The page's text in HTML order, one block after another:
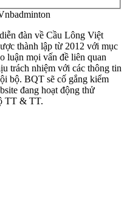
đàn về Cầu Lông Việt
thành lập từ 2012 với mục
luận mọi vấn đề liên quan
trách nhiệm với các thông tin
bộ. BQT sẽ cố gắng kiểm
đang hoạt động thử
TT & TT.